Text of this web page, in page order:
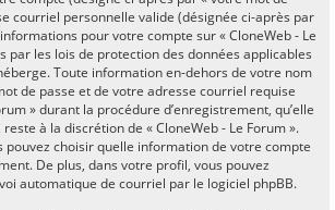
courriel personnelle valide (désignée ci-après par
pour votre compte sur « CloneWeb - Le
par les lois de protection des données applicables
Toute information en-dehors de votre nom
de passe et de votre adresse courriel requise
» durant la procédure d’enregistrement, qu’elle
à la discrétion de « CloneWeb - Le Forum ».
pouvez choisir quelle information de votre compte
De plus, dans votre profil, vous pouvez
automatique de courriel par le logiciel phpBB.